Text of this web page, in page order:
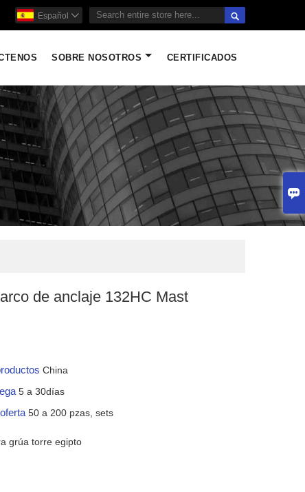


Español 
SOBRE NOSOTROS CERTIFICADOS
de anclaje 132HC Mast
China
5 a 30días
50 a 200 pzas, sets
grúa torre egipto